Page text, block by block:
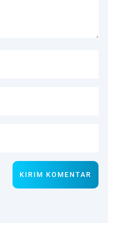
KIRIM KOMENTAR